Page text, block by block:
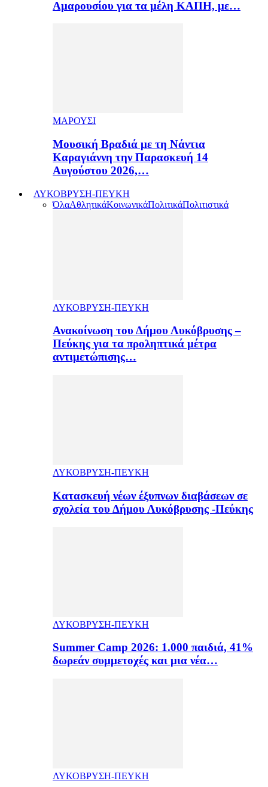
Αμαρουσίου για τα μέλη ΚΑΠΗ, με…
ΜΑΡΟΥΣΙ
Μουσική Βραδιά με τη Νάντια
Καραγιάννη την Παρασκευή 14
Αυγούστου 2026,…
ΛΥΚΟΒΡΥΣΗ-ΠΕΥΚΗ
ΌλαΑθλητικάΚοινωνικάΠολιτικάΠολιτιστικά
ΛΥΚΟΒΡΥΣΗ-ΠΕΥΚΗ
Ανακοίνωση του Δήμου Λυκόβρυσης –
Πεύκης για τα προληπτικά μέτρα
αντιμετώπισης…
ΛΥΚΟΒΡΥΣΗ-ΠΕΥΚΗ
Κατασκευή νέων έξυπνων διαβάσεων σε
σχολεία του Δήμου Λυκόβρυσης -Πεύκης
ΛΥΚΟΒΡΥΣΗ-ΠΕΥΚΗ
Summer Camp 2026: 1.000 παιδιά, 41%
δωρεάν συμμετοχές και μια νέα…
ΛΥΚΟΒΡΥΣΗ-ΠΕΥΚΗ